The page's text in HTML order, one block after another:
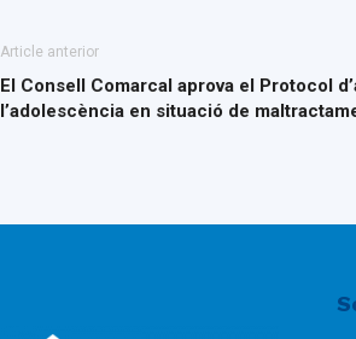
Article anterior
El Consell Comarcal aprova el Protocol
l’adolescència en situació de